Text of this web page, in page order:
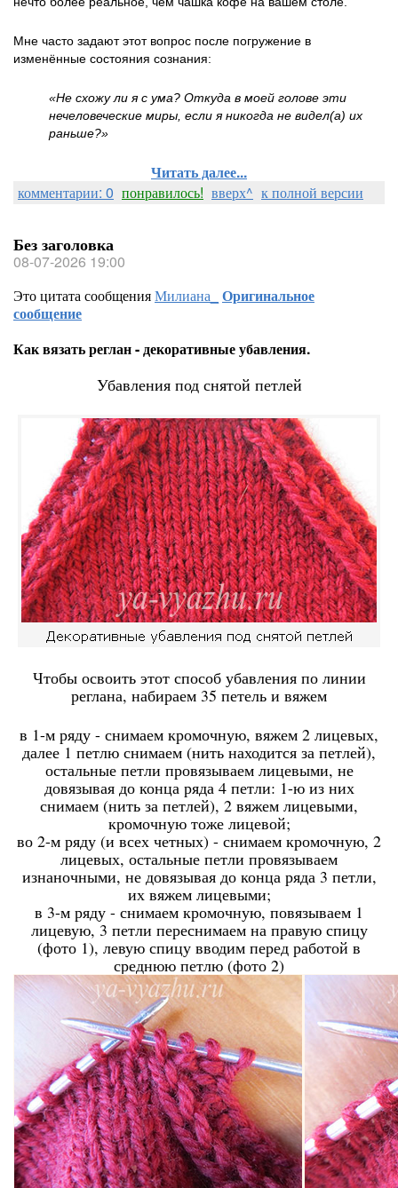
Мне часто задают этот вопрос после погружение в
изменённые состояния сознания:
«Не схожу ли я с ума? Откуда в моей голове эти
нечеловеческие миры, если я никогда не видел(а) их
раньше?»
Читать далее...
комментарии: 0 понравилось! вверх^ к полной версии
Без заголовка
08-07-2026 19:00
Это цитата сообщенияМилиана_ Оригинальное
сообщение
Как вязать реглан - декоративные убавления.
Убавления под снятой петлей
Чтобы освоить этот способ убавления по линии
реглана, набираем 35 петель и вяжем
в 1-м ряду - снимаем кромочную, вяжем 2 лицевых,
далее 1 петлю снимаем (нить находится за петлей),
остальные петли провязываем лицевыми, не
довязывая до конца ряда 4 петли: 1-ю из них
снимаем (нить за петлей), 2 вяжем лицевыми,
кромочную тоже лицевой;
во 2-м ряду (и всех четных) - снимаем кромочную, 2
лицевых, остальные петли провязываем
изнаночными, не довязывая до конца ряда 3 петли,
их вяжем лицевыми;
в 3-м ряду - снимаем кромочную, повязываем 1
лицевую, 3 петли переснимаем на правую спицу
(фото 1), левую спицу вводим перед работой в
среднюю петлю (фото 2)